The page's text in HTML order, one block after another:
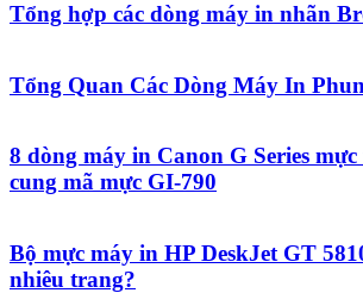
Tổng hợp các dòng máy in nhãn
Tổng Quan Các Dòng Máy In
8 dòng máy in Canon G Series
cung mã mực GI-790
Bộ mực máy in HP DeskJet GT
nhiêu trang?